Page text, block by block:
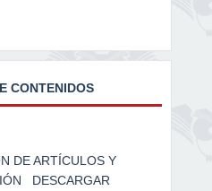
CONTENIDOS
DE ARTÍCULOS Y
DESCARGAR